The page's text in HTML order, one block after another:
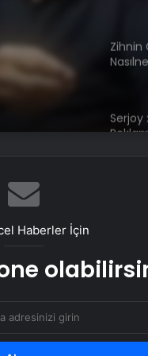
Zihnin
Serjoy
Bahçe
Haberler İçin